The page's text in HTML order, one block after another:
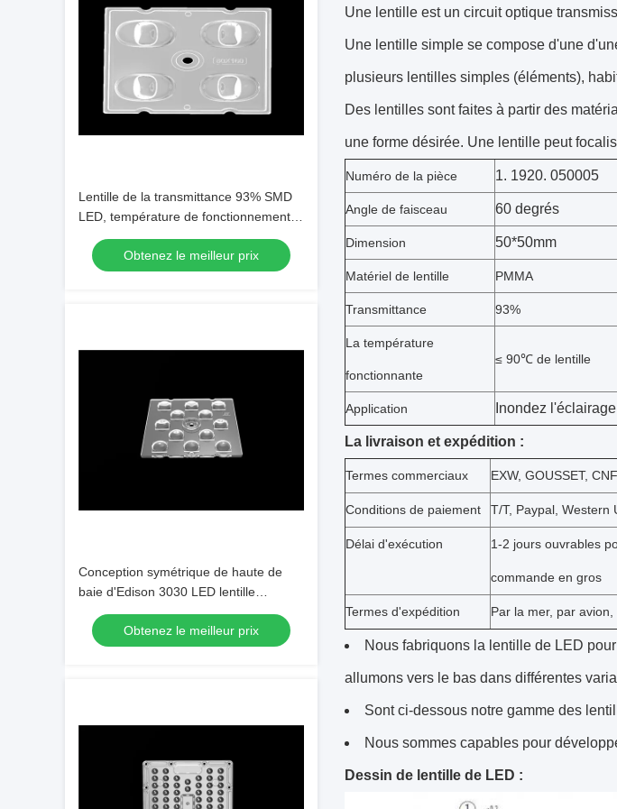
Lentille de la transmittance 93% SMD
LED, température de fonctionnement
d'optique de réflecteurs de LED au-
dessous de 90℃
Obtenez le meilleur prix
Conception symétrique de haute de
baie d'Edison 3030 LED lentille
d'appareils d'éclairage pour l'éclairage
extérieurObtenez le meilleur prix
Une lentille est un circuit optique
Une lentille simple se compose d'une
plusieurs lentilles simples (éléments),
Des lentilles sont faites à partir des
une forme désirée. Une lentille peut
Numéro de la pièce 1. 1920. 050005
Angle de faisceau 60 degrés
Dimension 50*50mm
Matériel de lentille PMMA
Transmittance 93%
La température
fonctionnante
≤ 90℃ de lentille
Application Inondez
La livraison et expédition :
Termes commerciaux EXW, GOUSSET,
Conditions de paiement T/T, Paypal, Western
Délai d'exécution 1-2 jours ouvrables
commande en gros
Termes d'expédition Par la mer, par
Nous fabriquons la lentille de LED
allumons vers le bas dans différentes
Sont ci-dessous notre gamme des
Nous sommes capables pour
Dessin de lentille de LED :